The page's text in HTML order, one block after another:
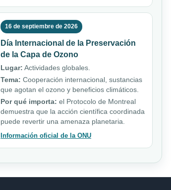
16 de septiembre de 2026
Día Internacional de la Preservación
de la Capa de Ozono
Lugar: Actividades globales.
Tema: Cooperación internacional, sustancias
que agotan el ozono y beneficios climáticos.
Por qué importa: el Protocolo de Montreal
demuestra que la acción científica coordinada
puede revertir una amenaza planetaria.
Información oficial de la ONU